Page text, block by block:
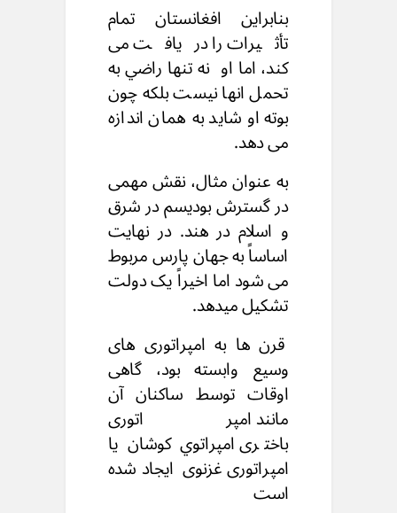
بنابراین افغانستان تمام
تأثیرات را دریافت می
کند،اما او نه تنها راضي به
تحمل انها نيستبلکه چون
بوته او شاید به همان اندازه
می دهد.
به عنوان مثال، نقش مهمی
درگسترش بودیسم در شرق
و اسلام در هند.در نهایت
اساساً به جهان پارس مربوط
می شوداما اخیراً یک دولت
تشکیل ميدهد.
قرن ها به امپراتوری های
وسیع وابسته بود، گاهی
اوقات توسط ساکنان آن
مانند امپراتوری
باختریامپراتوي کوشان یا
امپراتوری غزنوی ایجاد شده
است